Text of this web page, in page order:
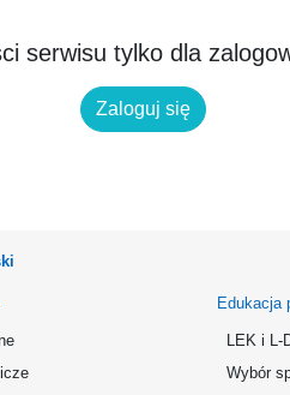
serwisu tylko dla
Zaloguj się
Edukacja
LEK i L-
Wybór